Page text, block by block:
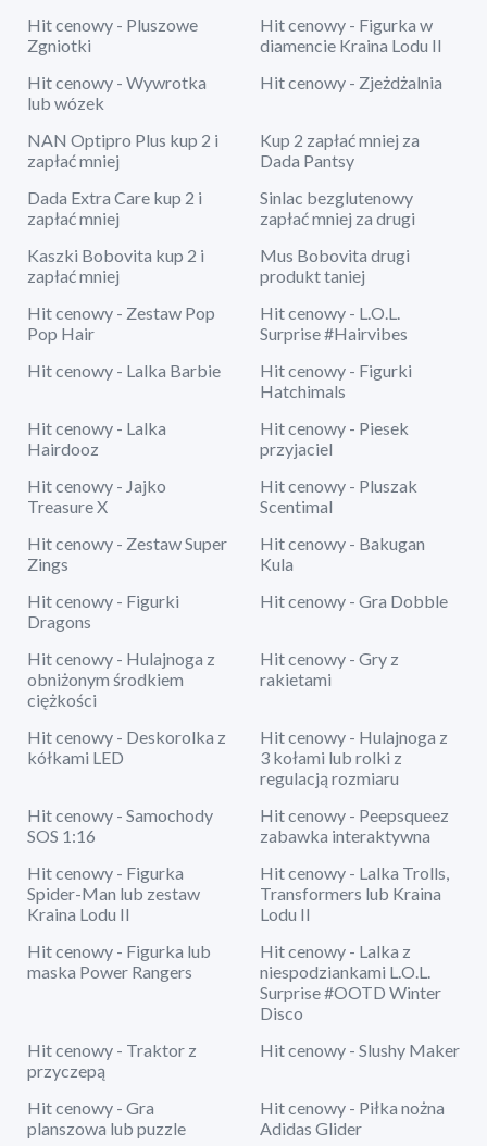
Hit cenowy - Pluszowe
Zgniotki
Hit cenowy - Figurka w
diamencie Kraina Lodu II
Hit cenowy - Wywrotka
lub wózek
Hit cenowy - Zjeżdżalnia
NAN Optipro Plus kup 2 i
zapłać mniej
Kup 2 zapłać mniej za
Dada Pantsy
Dada Extra Care kup 2 i
zapłać mniej
Sinlac bezglutenowy
zapłać mniej za drugi
Kaszki Bobovita kup 2 i
zapłać mniej
Mus Bobovita drugi
produkt taniej
Hit cenowy - Zestaw Pop
Pop Hair
Hit cenowy - L.O.L.
Surprise #Hairvibes
Hit cenowy - Lalka Barbie
Hit cenowy - Figurki
Hatchimals
Hit cenowy - Lalka
Hairdooz
Hit cenowy - Piesek
przyjaciel
Hit cenowy - Jajko
Treasure X
Hit cenowy - Pluszak
Scentimal
Hit cenowy - Zestaw Super
Zings
Hit cenowy - Bakugan
Kula
Hit cenowy - Figurki
Dragons
Hit cenowy - Gra Dobble
Hit cenowy - Hulajnoga z
obniżonym środkiem
ciężkości
Hit cenowy - Gry z
rakietami
Hit cenowy - Deskorolka z
kółkami LED
Hit cenowy - Hulajnoga z
3 kołami lub rolki z
regulacją rozmiaru
Hit cenowy - Samochody
SOS 1:16
Hit cenowy - Peepsqueez
zabawka interaktywna
Hit cenowy - Figurka
Spider-Man lub zestaw
Kraina Lodu II
Hit cenowy - Lalka Trolls,
Transformers lub Kraina
Lodu II
Hit cenowy - Figurka lub
maska Power Rangers
Hit cenowy - Lalka z
niespodziankami L.O.L.
Surprise #OOTD Winter
Disco
Hit cenowy - Traktor z
przyczepą
Hit cenowy - Slushy Maker
Hit cenowy - Gra
planszowa lub puzzle
Hit cenowy - Piłka nożna
Adidas Glider